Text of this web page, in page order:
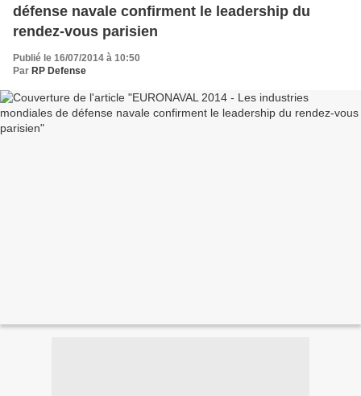
défense navale confirment le leadership du
rendez-vous parisien
Publié le 16/07/2014 à 10:50
Par RP Defense